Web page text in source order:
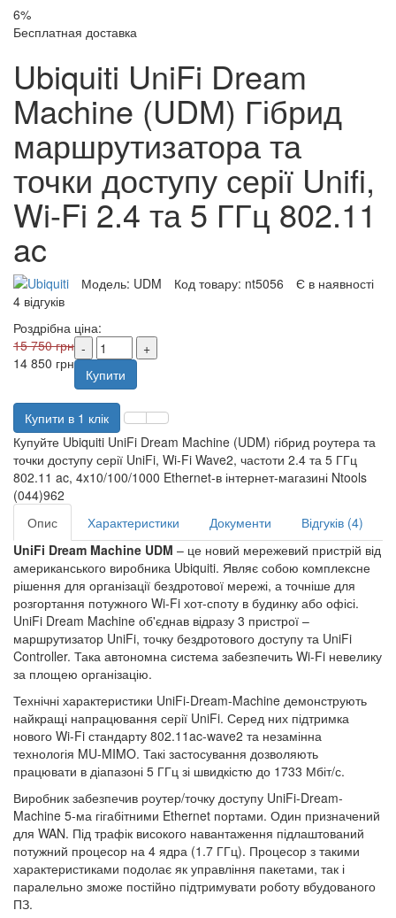
6%
Бесплатная доставка
Ubiquiti UniFi Dream
Machine (UDM) Гібрид
маршрутизатора та
точки доступу серії Unifi,
Wi-Fi 2.4 та 5 ГГц 802.11
ac
Модель: UDM Код товару: nt5056
Є в наявності
4 відгуків
Роздрібна ціна:
15 750 грн
14 850 грн
Купити
Купити в 1 клік
Купуйте Ubiquiti UniFi Dream Machine (UDM) гібрид роутера та
точки доступу серії UniFi, Wi-Fi Wave2, частоти 2.4 та 5 ГГц
802.11 ac, 4x10/100/1000 Ethernet-в інтернет-магазині Ntools
(044)962
Опис
Характеристики Документи
Відгуків (4)
UniFi Dream Machine UDM – це новий мережевий пристрій від
американського виробника Ubiquiti. Являє собою комплексне
рішення для організації бездротової мережі, а точніше для
розгортання потужного Wi-Fi хот-споту в будинку або офісі.
UniFi Dream Machine об'єднав відразу 3 пристрої –
маршрутизатор UniFi, точку бездротового доступу та UniFi
Controller. Така автономна система забезпечить Wi-Fi невелику
за площею організацію.
Технічні характеристики UniFi-Dream-Machine демонструють
найкращі напрацювання серії UniFi. Серед них підтримка
нового Wi-Fi стандарту 802.11ac-wave2 та незамінна
технологія MU-MIMO. Такі застосування дозволяють
працювати в діапазоні 5 ГГц зі швидкістю до 1733 Мбіт/с.
Виробник забезпечив роутер/точку доступу UniFi-Dream-
Machine 5-ма гігабітними Ethernet портами. Один призначений
для WAN. Під трафік високого навантаження підлаштований
потужний процесор на 4 ядра (1.7 ГГц). Процесор з такими
характеристиками подолає як управління пакетами, так і
паралельно зможе постійно підтримувати роботу вбудованого
ПЗ.